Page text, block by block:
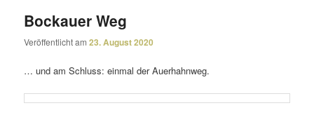
Bockauer Weg
Veröffentlicht am23. August 2020
… und am Schluss: einmal der Auerhahnweg.